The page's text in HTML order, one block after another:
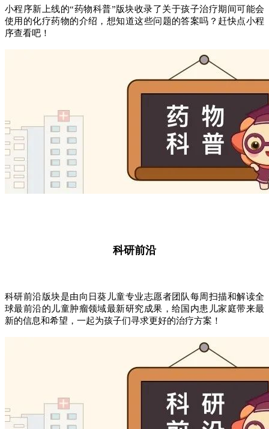
小程序新上线的“药物科普”版块收录了关于孩子治疗期间可能会
使用的化疗药物的介绍，想知道这些问题的答案吗？赶快点小程
序查看吧！
科研前沿
科研前沿版块是由向日葵儿童专业志愿者团队每周扫描和解读全
球最前沿的儿童肿瘤领域最新研究成果，给国内患儿家庭带来最
新的信息和希望，一起为孩子们寻求更好的治疗方案！